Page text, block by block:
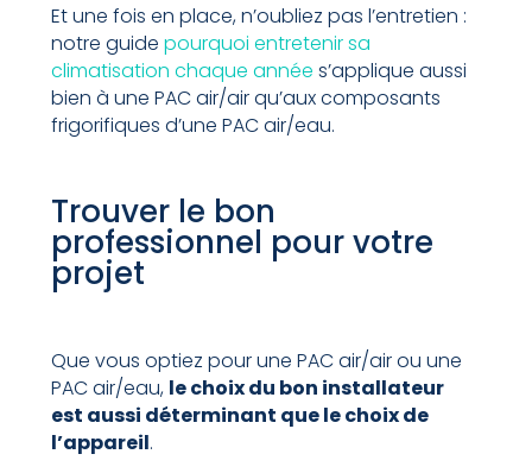
Et une fois en place, n’oubliez pas l’entretien :
notre guide pourquoi entretenir sa
climatisation chaque année s’applique aussi
bien à une PAC air/air qu’aux composants
frigorifiques d’une PAC air/eau.
Trouver le bon
professionnel pour votre
projet
Que vous optiez pour une PAC air/air ou une
PAC air/eau, le choix du bon installateur
est aussi déterminant que le choix de
l’appareil.